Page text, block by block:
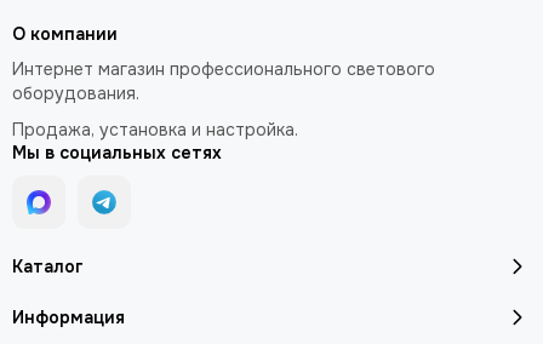
Каталог
Информация
О компании
Интернет магазин профессионального светового
оборудования.
Продажа, установка и настройка.
Мы в социальных сетях